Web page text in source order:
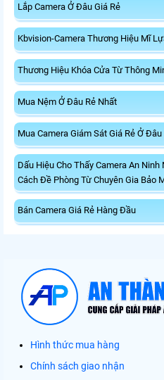
Lắp Camera Ở Đâu Giá Rẻ
Kbvision-Camera Thương Hiệu Mĩ
Thương Hiệu Khóa Cửa Từ Thông
Mua Nệm Ở Đâu Rẻ Nhất
Mua Camera Giám Sát Giá Rẻ Ở Đâu
Dấu Hiệu Cho Thấy Camera An
Cách Đề Phòng Từ Chuyên Gia Bảo
Bán Camera Giá Rẻ Hàng Đầu
Hình thức mua hàng
Chính sách giao nhận